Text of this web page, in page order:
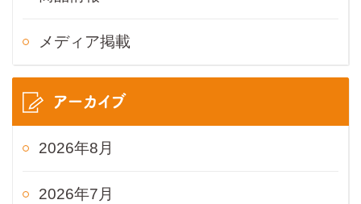
メディア掲載
アーカイブ
2026年8月
2026年7月